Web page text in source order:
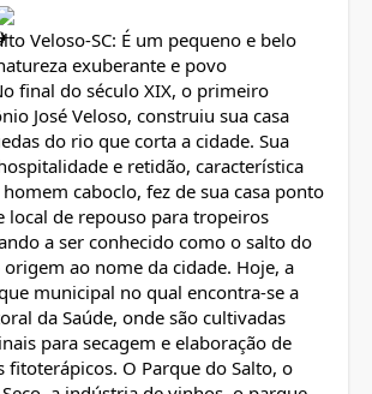
Veloso-SC: É um pequeno e belo
exuberante e povo
final do século XIX, o primeiro
José Veloso, construiu sua casa
do rio que corta a cidade. Sua
e retidão, característica
caboclo, fez de sua casa ponto
local de repouso para tropeiros
a ser conhecido como o salto do
ao nome da cidade. Hoje, a
municipal no qual encontra-se a
da Saúde, onde são cultivadas
para secagem e elaboração de
fitoterápicos. O Parque do Salto, o